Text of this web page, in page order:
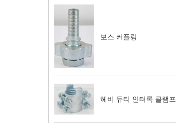
보스 커플링
헤비 듀티 인터록 클램프